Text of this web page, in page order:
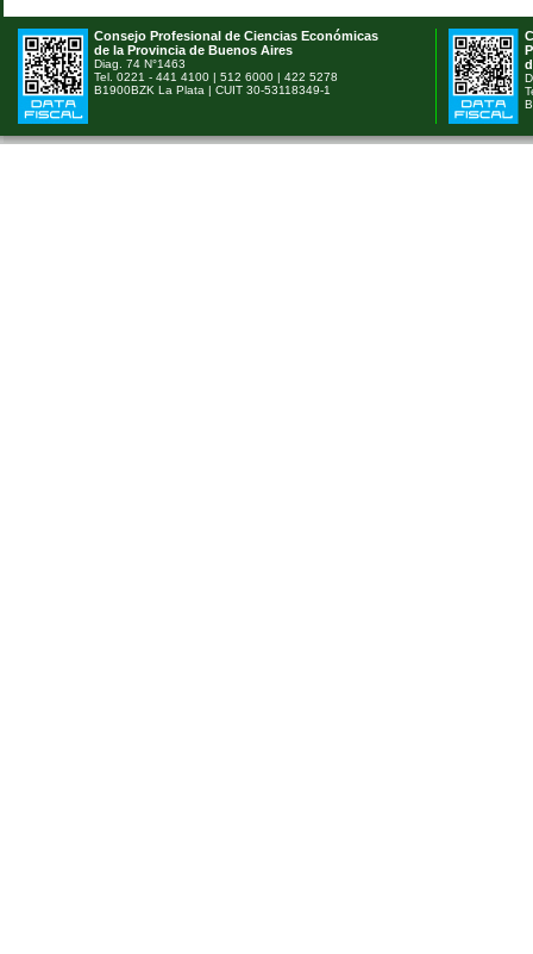
Consejo Profesional de Ciencias Económicas
de la Provincia de Buenos Aires
Diag. 74 N°1463
Tel. 0221 - 441 4100 | 512 6000 | 422 5278
B1900BZK La Plata | CUIT 30-53118349-1